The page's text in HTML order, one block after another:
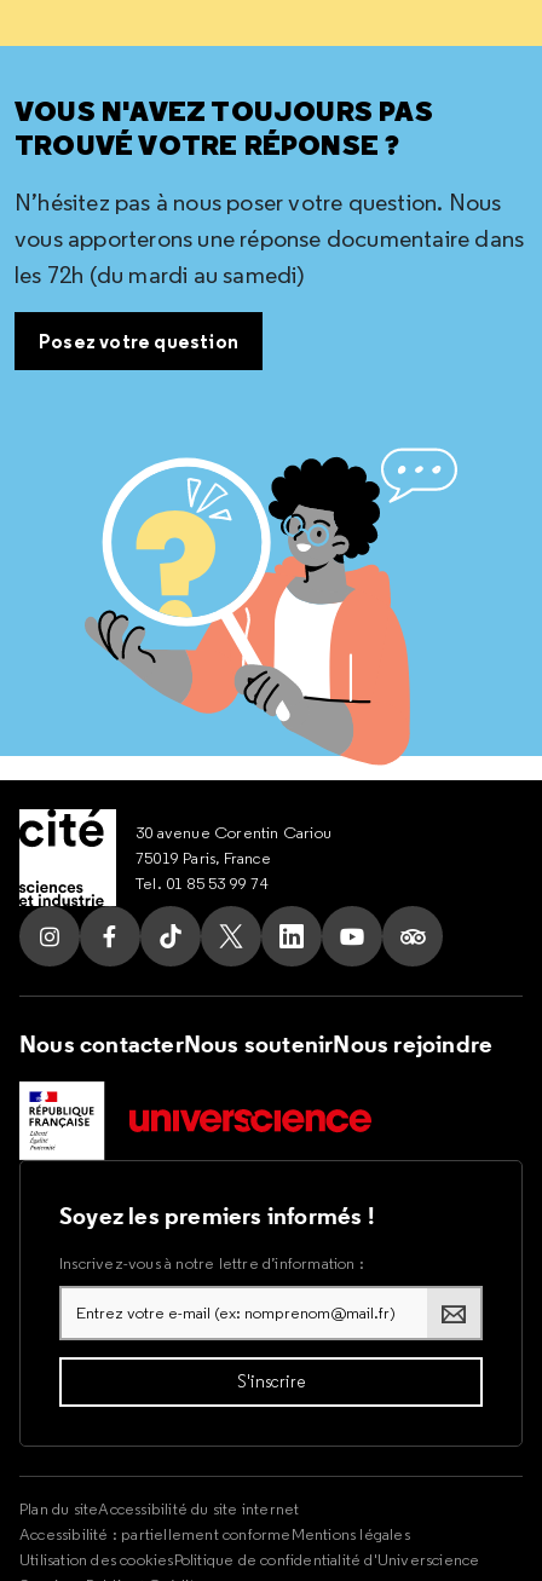
VOUS N'AVEZ TOUJOURS PAS
TROUVÉ VOTRE RÉPONSE ?
N’hésitez pas à nous poser votre question. Nous
vous apporterons une réponse documentaire dans
les 72h (du mardi au samedi)
Posez votre question
30 avenue Corentin Cariou
75019 Paris, France
Tel. 01 85 53 99 74
Suivez nous sur Instagram
Suivez nous sur Facebook
Suivez nous sur Tik Tok
Suivez nous sur X
Suivez nous sur LinkedIn
Suivez nous sur
Suivez nous
Nous contacterNous soutenirNous rejoindre
Soyez les premiers informés !
Inscrivez-vous à notre lettre d’information :
Plan du siteAccessibilité du site internet
Accessibilité : partiellement conformeMentions légales
Utilisation des cookiesPolitique de confidentialité d'Universcience